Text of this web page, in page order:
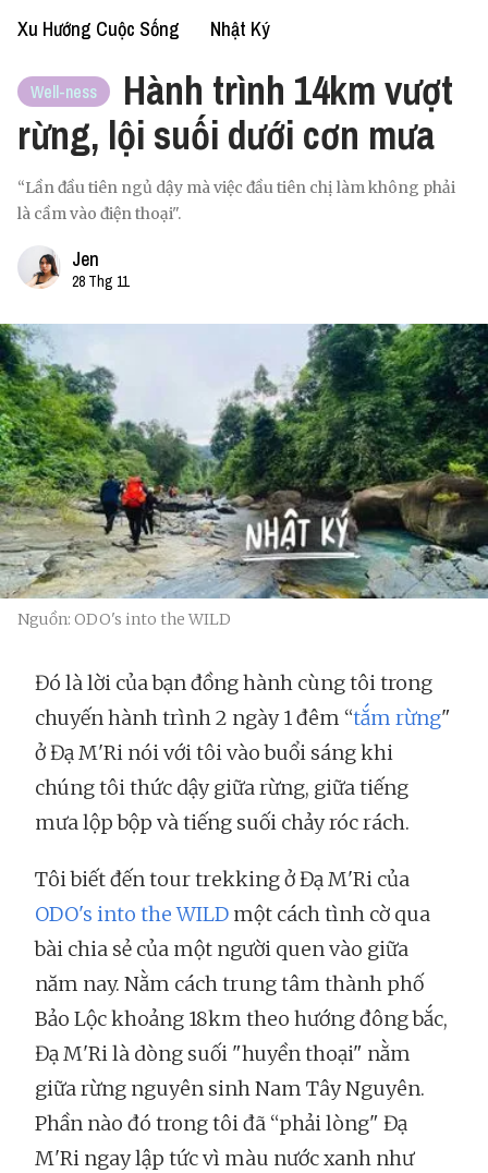
Xu Hướng Cuộc Sống Nhật Ký
Well-ness
Hành trình 14km vượt
rừng, lội suối dưới cơn mưa
“Lần đầu tiên ngủ dậy mà việc đầu tiên chị làm không phải
là cầm vào điện thoại".
Jen
28 Thg 11
Nguồn: ODO's into the WILD
Đó là lời của bạn đồng hành cùng tôi trong
chuyến hành trình 2 ngày 1 đêm “tắm rừng"
ở Đạ M'Ri nói với tôi vào buổi sáng khi
chúng tôi thức dậy giữa rừng, giữa tiếng
mưa lộp bộp và tiếng suối chảy róc rách.
Tôi biết đến tour trekking ở Đạ M'Ri của
ODO's into the WILD một cách tình cờ qua
bài chia sẻ của một người quen vào giữa
năm nay. Nằm cách trung tâm thành phố
Bảo Lộc khoảng 18km theo hướng đông bắc,
Đạ M'Ri là dòng suối "huyền thoại" nằm
giữa rừng nguyên sinh Nam Tây Nguyên.
Phần nào đó trong tôi đã “phải lòng" Đạ
M'Ri ngay lập tức vì màu nước xanh như